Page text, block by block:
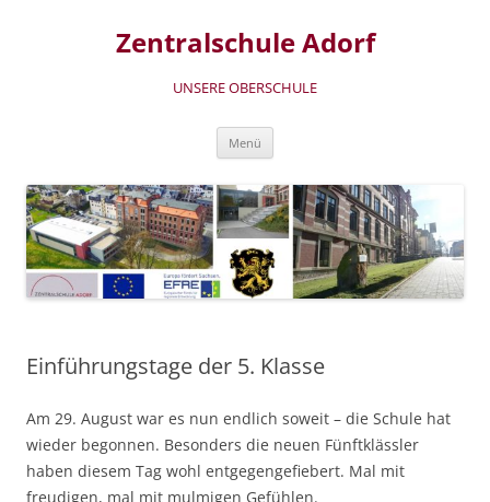
Zentralschule Adorf
UNSERE OBERSCHULE
Menü
Einführungstage der 5. Klasse
Am 29. August war es nun endlich soweit – die Schule hat
wieder begonnen. Besonders die neuen Fünftklässler
haben diesem Tag wohl entgegengefiebert. Mal mit
freudigen, mal mit mulmigen Gefühlen.